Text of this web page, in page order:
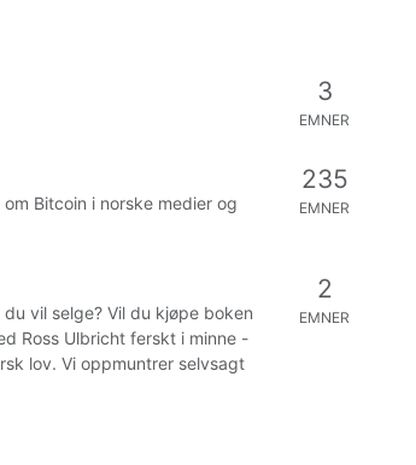
3
EMNER
Bitcoin i norske medier og
235
EMNER
vil selge? Vil du kjøpe boken
Ross Ulbricht ferskt i minne -
lov. Vi oppmuntrer selvsagt
2
EMNER